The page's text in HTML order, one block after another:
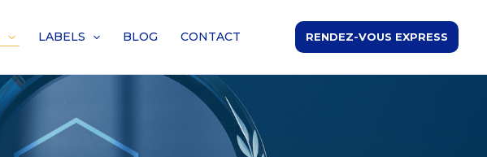
LABELS BLOG CONTACT RENDEZ-VOUS EXPRESS